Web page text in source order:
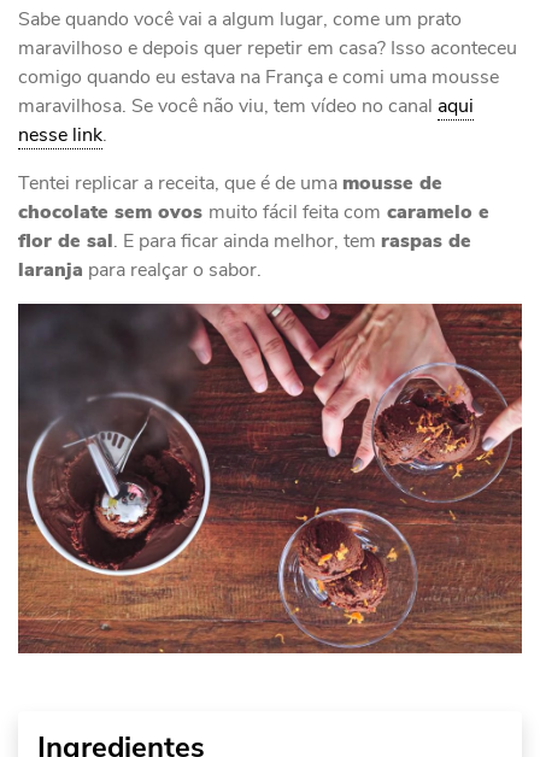
Sabe quando você vai a algum lugar, come um prato
maravilhoso e depois quer repetir em casa? Isso aconteceu
comigo quando eu estava na França e comi uma mousse
maravilhosa. Se você não viu, tem vídeo no canal aqui
nesse link.
Tentei replicar a receita, que é de umamousse de
chocolate sem ovos muito fácil feita com caramelo e
flor de sal. E para ficar ainda melhor, tem raspas de
laranja para realçar o sabor.
Ingredientes